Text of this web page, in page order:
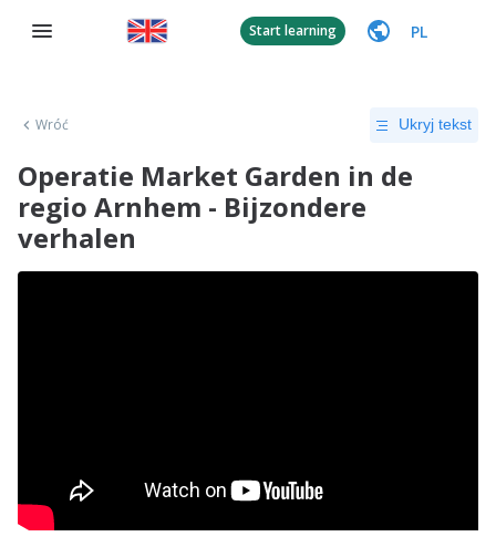
Start learning PL
Wróć Ukryj tekst
Operatie Market Garden in de
regio Arnhem - Bijzondere
verhalen